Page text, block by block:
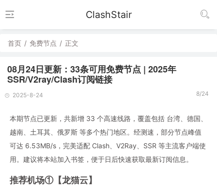
ClashStair
首页 / 免费节点 / 正文
08月24日更新：33条可用免费节点 | 2025年
SSR/V2ray/Clash订阅链接
2025-8-24 8/24
本期节点已更新，共新增 33 个高速线路，覆盖包括 台湾、德国、
越南、土耳其、俄罗斯 等多个热门地区。经测速，部分节点峰值
可达 6.53MB/s，完美适配 Clash、V2Ray、SSR 等主流客户端使
用。建议将本站加入书签，便于日后快速获取最新订阅信息。
推荐机场①【龙猫云】